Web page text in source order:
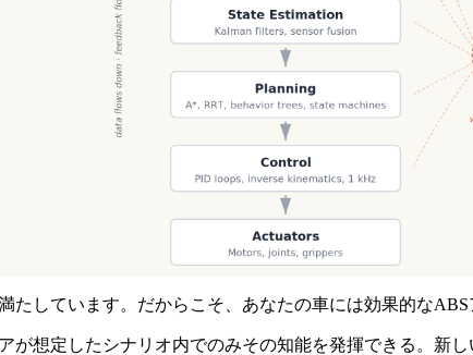
しています。だからこそ、あなたの車には効果的な
想定したシナリオ内でのみその知能を発揮できる。新